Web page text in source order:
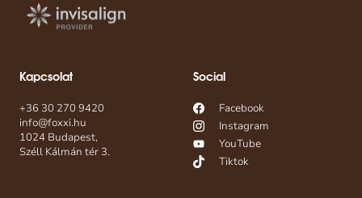
Kapcsolat
+36 30 270 9420
info@foxxi.hu
1024 Budapest,
Széll Kálmán tér 3.
Social
Facebook
Instagram
YouTube
Tiktok